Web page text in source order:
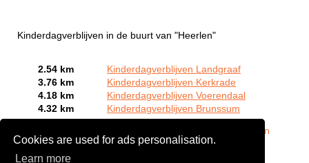
Cookies are used for ads personalisation.
Learn more
Kinderdagverblijven in de buurt van "Heerlen"
2.54 km
Kinderdagverblijven Landgraaf
3.76 km
Kinderdagverblijven Kerkrade
4.18 km
Kinderdagverblijven Voerendaal
4.32 km
Kinderdagverblijven Brunssum
Meld een
bedrijf gratis aan